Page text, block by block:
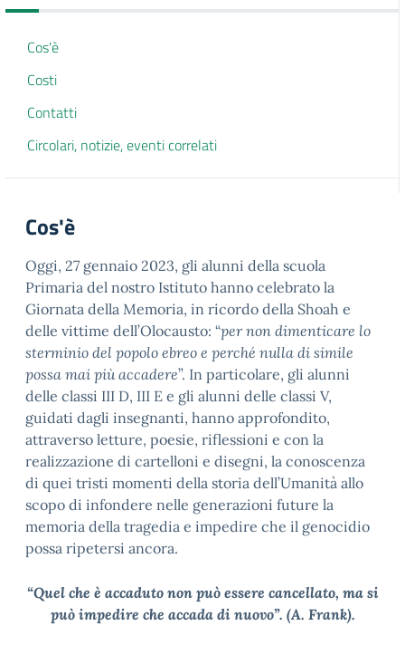
Cos'è
Costi
Contatti
Circolari, notizie, eventi correlati
Cos'è
Oggi, 27 gennaio 2023, gli alunni della scuola
Primaria del nostro Istituto hanno celebrato la
Giornata della Memoria, in ricordo della Shoah e
delle vittime dell’Olocausto: “per non dimenticare lo
sterminio del popolo ebreo e perché nulla di simile
possa mai più accadere”. In particolare, gli alunni
delle classi III D, III E e gli alunni delle classi V,
guidati dagli insegnanti, hanno approfondito,
attraverso letture, poesie, riflessioni e con la
realizzazione di cartelloni e disegni, la conoscenza
di quei tristi momenti della storia dell’Umanità allo
scopo di infondere nelle generazioni future la
memoria della tragedia e impedire che il genocidio
possa ripetersi ancora.
“Quel che è accaduto non può essere cancellato, ma si
può impedire che accada di nuovo”. (A. Frank).